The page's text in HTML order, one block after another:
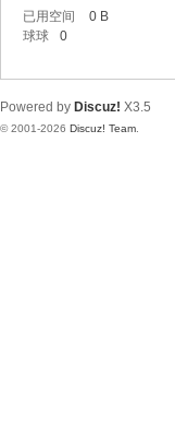
已用空间
0 B
球球
0
Powered by Discuz! X3.5
© 2001-2026 Discuz! Team